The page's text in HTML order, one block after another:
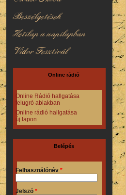
Beszélgetések
Hetilap a napilapban
Vidor Fesztivál
Online rádió
Online Rádió hallgatása
felugró ablakban
Online rádió hallgatása
új lapon
Belépés
Felhasználónév *
Jelszó *